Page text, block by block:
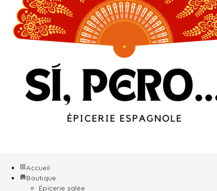
Accueil
Boutique
Épicerie salée